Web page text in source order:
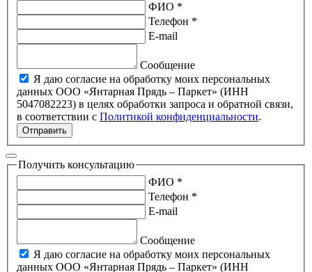
ФИО *
Телефон *
E-mail
Сообщение
Я даю согласие на обработку моих персональных
данных ООО «Янтарная Прядь – Паркет» (ИНН
5047082223) в целях обработки запроса и обратной связи,
в соответствии с Политикой конфиденциальности.
Отправить
Получить консультацию
ФИО *
Телефон *
E-mail
Сообщение
Я даю согласие на обработку моих персональных
данных ООО «Янтарная Прядь – Паркет» (ИНН